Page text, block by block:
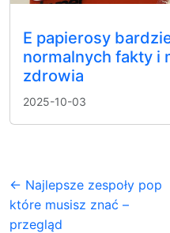
E papierosy
normalnych fakty i
zdrowia
2025-10-03
← Najlepsze zespoły pop
które musisz znać –
przegląd